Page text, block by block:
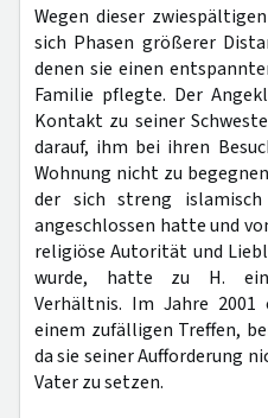
Wegen dieser
sich Phasen größerer
denen sie einen
Familie pflegte. Der
Kontakt zu seiner
darauf, ihm bei ihren
Wohnung nicht zu
der sich streng
angeschlossen hatte und
religiöse Autorität und
wurde, hatte zu H.
Verhältnis. Im Jahre 2001
einem zufälligen Treffen,
da sie seiner Aufforderung
Vater zu setzen.